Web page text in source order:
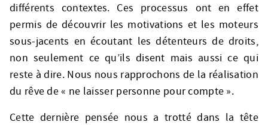
différents contextes. Ces processus ont en effet
permis de découvrir les motivations et les moteurs
sous-jacents en écoutant les détenteurs de droits,
non seulement ce qu’ils disent mais aussi ce qui
reste à dire. Nous nous rapprochons de la réalisation
du rêve de « ne laisser personne pour compte ».
Cette dernière pensée nous a trotté dans la tête